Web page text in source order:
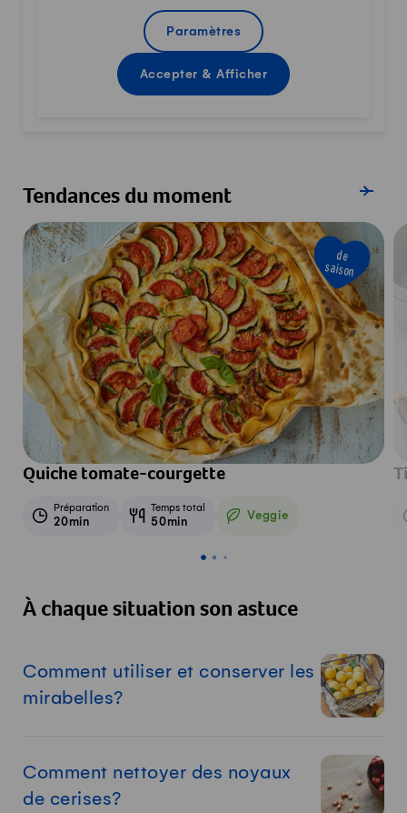
Paramètres
Accepter & Afficher
Tendances du moment
de
saison
Quiche tomate-courgette
Préparation
20min
Temps total
50min Veggie
Veggie
À chaque situation son astuce
Comment utiliser et conserver les
mirabelles?
Comment nettoyer des noyaux
de cerises?